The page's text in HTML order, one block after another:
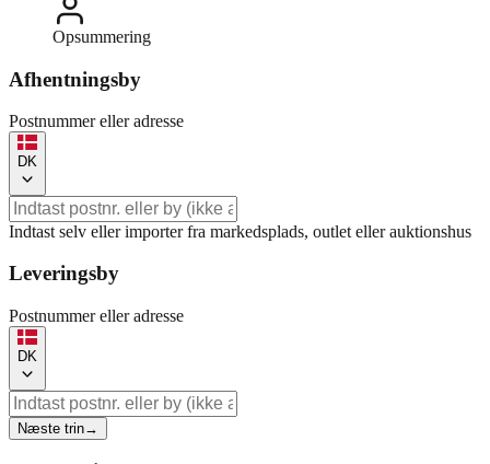
Opsummering
Afhentningsby
Postnummer eller adresse
DK
Indtast selv eller importer fra markedsplads, outlet eller auktionshus
Leveringsby
Postnummer eller adresse
DK
Næste trin→